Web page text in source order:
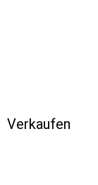
Verkaufen